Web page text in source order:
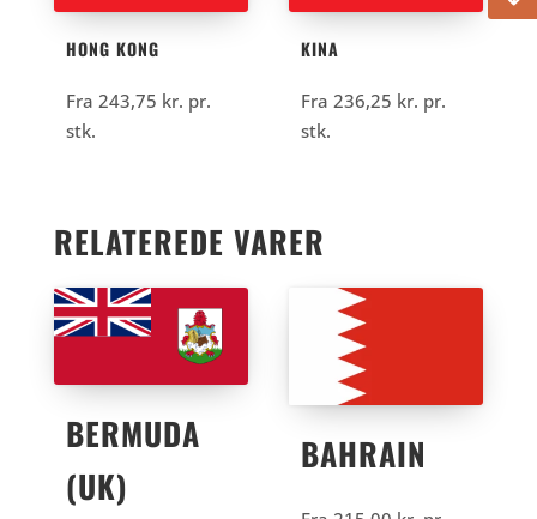
HONG KONG
Fra 243,75 kr. pr.
stk.
KINA
Fra236,25 kr. pr.
stk.
RELATEREDE VARER
BERMUDA
(UK)
BAHRAIN